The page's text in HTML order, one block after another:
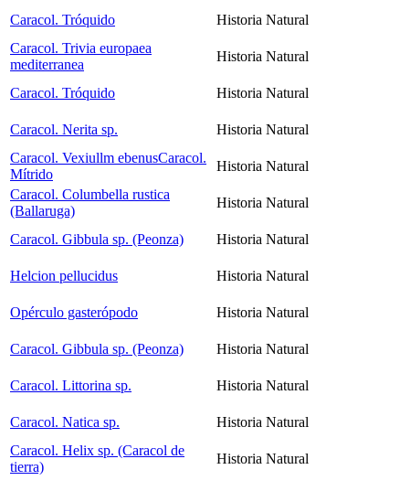
Caracol. Tróquido
Historia Natural
Caracol. Trivia europaea
mediterranea
Historia Natural
Caracol. Tróquido
Historia Natural
Caracol. Nerita sp.
Historia Natural
Caracol. Vexiullm ebenusCaracol.
Mítrido
Historia Natural
Caracol. Columbella rustica
(Ballaruga)
Historia Natural
Caracol. Gibbula sp. (Peonza)
Historia Natural
Helcion pellucidus
Historia Natural
Opérculo gasterópodo
Historia Natural
Caracol. Gibbula sp. (Peonza)
Historia Natural
Caracol. Littorina sp.
Historia Natural
Caracol. Natica sp.
Historia Natural
Caracol. Helix sp. (Caracol de
tierra)
Historia Natural